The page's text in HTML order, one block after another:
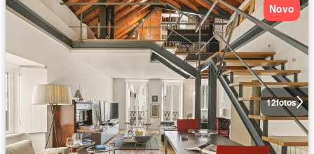
12fotos
Novo